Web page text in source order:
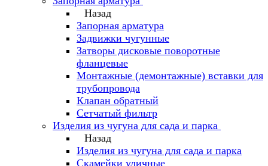
Назад
Запорная арматура
Задвижки чугунные
Затворы дисковые поворотные
фланцевые
Монтажные (демонтажные) вставки для
трубопровода
Клапан обратный
Сетчатый фильтр
Изделия из чугуна для сада и парка
Назад
Изделия из чугуна для сада и парка
Скамейки уличные